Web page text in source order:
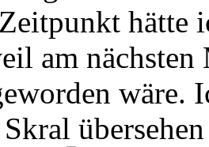
hätte
am
wäre.